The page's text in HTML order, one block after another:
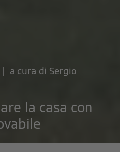
a cura di Sergio
la casa con